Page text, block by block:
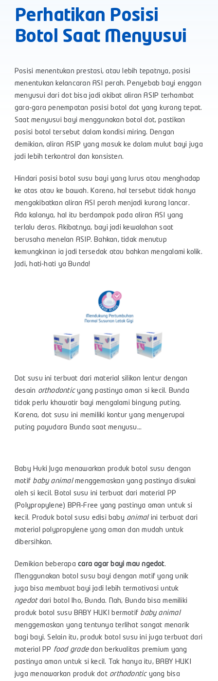
Perhatikan Posisi
Botol Saat Menyusui
Posisi menentukan prestasi, atau lebih tepatnya, posisi
menentukan kelancaran ASI perah. Penyebab bayi enggan
menyusui dari dot bisa jadi akibat aliran ASIP terhambat
gara-gara penempatan posisi botol dot yang kurang tepat.
Saat menyusui bayi menggunakan botol dot, pastikan
posisi botol tersebut dalam kondisi miring. Dengan
demikian, aliran ASIP yang masuk ke dalam mulut bayi juga
jadi lebih terkontrol dan konsisten.
Hindari posisi botol susu bayi yang lurus atau menghadap
ke atas atau ke bawah. Karena, hal tersebut tidak hanya
mengakibatkan aliran ASI perah menjadi kurang lancar.
Ada kalanya, hal itu berdampak pada aliran ASI yang
terlalu deras. Akibatnya, bayi jadi kewalahan saat
berusaha menelan ASIP. Bahkan, tidak menutup
kemungkinan ia jadi tersedak atau bahkan mengalami kolik.
Jadi, hati-hati ya Bunda!
Dot susu ini terbuat dari material silikon lentur dengan
desain orthodonticyang pastinya aman si kecil. Bunda
tidak perlu khawatir bayi mengalami bingung puting.
Karena, dot susu ini memiliki kontur yang menyerupai
puting payudara Bunda saat menyusu…
Baby Huki Juga menawarkan produk botol susu dengan
motif baby animalmenggemaskan yang pastinya disukai
oleh si kecil. Botol susu ini terbuat dari material PP
(Polypropylene) BPA-Free yang pastinya aman untuk si
kecil. Produk botol susu edisi baby animalini terbuat dari
material polypropylene yang aman dan mudah untuk
dibersihkan.
Demikian beberapacara agar bayi mau ngedot.
Menggunakan botol susu bayi dengan motif yang unik
juga bisa membuat bayi jadi lebih termotivasi untuk
ngedotdari botol lho, Bunda. Nah, Bunda bisa memiliki
produk botol susu BABY HUKI bermotif baby animal
menggemaskan yang tentunya terlihat sangat menarik
bagi bayi. Selain itu, produk botol susu ini juga terbuat dari
material PP food gradedan berkualitas premium yang
pastinya aman untuk si kecil. Tak hanya itu, BABY HUKI
juga menawarkan produk dot orthodonticyang bisa